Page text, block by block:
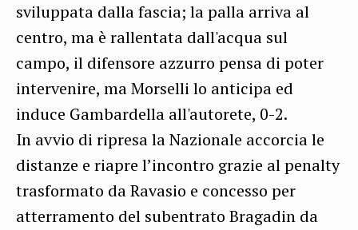
sviluppata dalla fascia; la palla arriva al
centro, ma è rallentata dall'acqua sul
campo, il difensore azzurro pensa di poter
intervenire, ma Morselli lo anticipa ed
induce Gambardella all'autorete, 0-2.
In avvio di ripresa la Nazionale accorcia le
distanze e riapre l’incontro grazie al penalty
trasformato da Ravasio e concesso per
atterramento del subentrato Bragadin da